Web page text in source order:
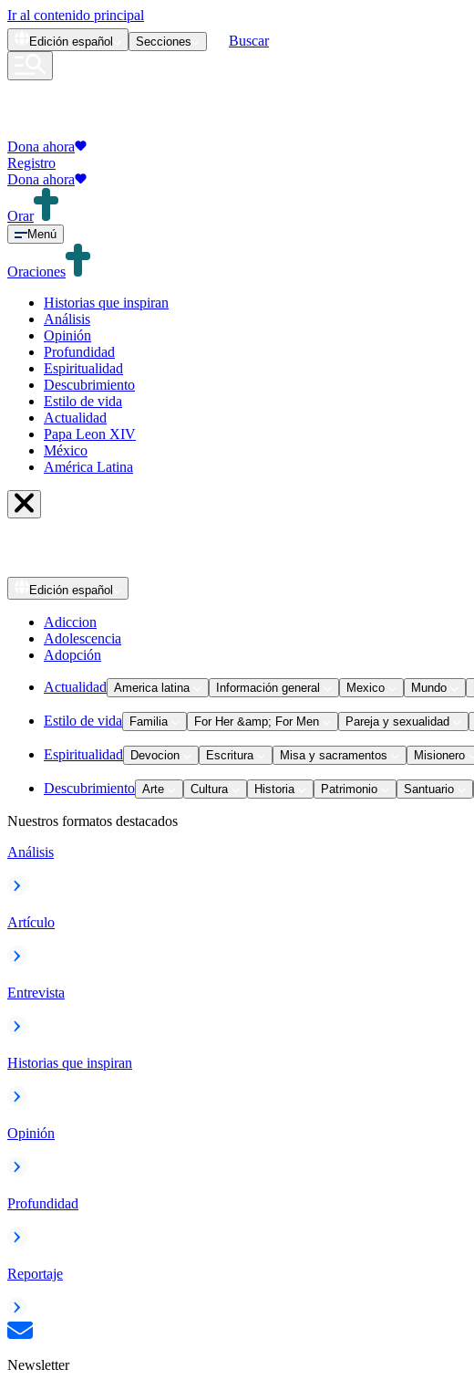
Ir al contenido principal
Edición español Secciones Buscar
Dona ahora
Registro
Dona ahora
Orar
Menú
Oraciones
Historias que inspiran
Análisis
Opinión
Profundidad
Espiritualidad
Descubrimiento
Estilo de vida
Actualidad
Papa Leon XIV
México
América Latina
Edición español
Adiccion
Adolescencia
Adopción
Actualidad America latina Información general Mexico Mundo
Estilo de vida Familia For Her &amp; For Men Pareja y sexualidad
Espiritualidad Devocion Escritura Misa y sacramentos Misionero
Descubrimiento Arte Cultura Historia Patrimonio Santuario
Nuestros formatos destacados
Análisis
Artículo
Entrevista
Historias que inspiran
Opinión
Profundidad
Reportaje
Newsletter